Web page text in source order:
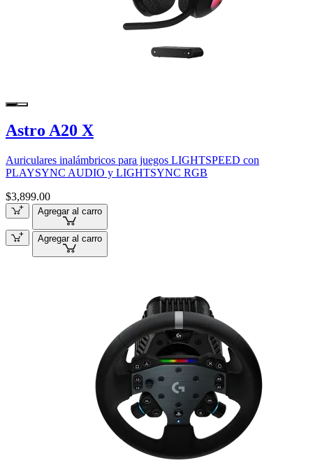
Astro A20 X
Auriculares inalámbricos para juegos LIGHTSPEED con
PLAYSYNC AUDIO y LIGHTSYNC RGB
$3,899.00
Agregar al carro
Agregar al carro